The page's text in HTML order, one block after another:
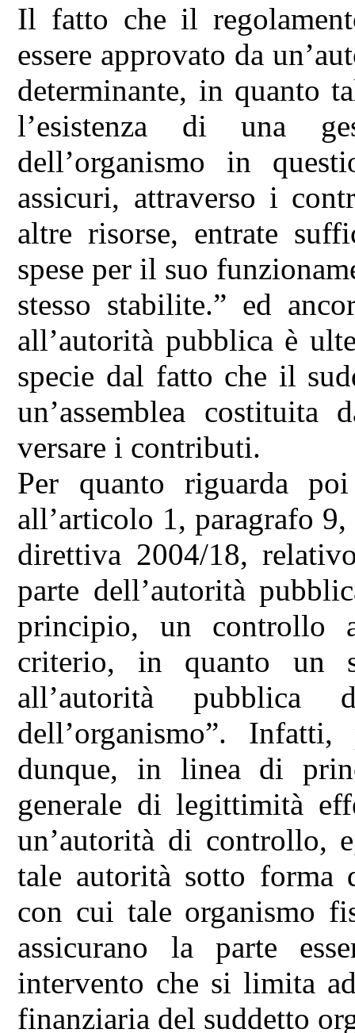
Il fatto che il
essere approvato da
determinante, in quanto
l’esistenza di una
dell’organismo in
assicuri, attraverso i
altre risorse, entrate
spese per il suo
stesso stabilite.” ed
all’autorità pubblica è
specie dal fatto che il
un’assemblea
versare i contributi.
Per quanto riguarda
all’articolo 1, paragrafo
direttiva 2004/18,
parte dell’autorità
principio, un controllo
criterio, in quanto un
all’autorità
dell’organismo”.
dunque, in linea di
generale di legittimità
un’autorità di controllo,
tale autorità sotto forma
con cui tale organismo
assicurano la parte
intervento che si limita
finanziaria del suddetto